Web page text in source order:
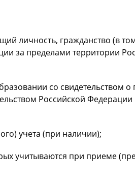
личность, гражданство (в
за пределами территории
со свидетельством
Российской Федерации
учета (при наличии);
учитываются при приеме